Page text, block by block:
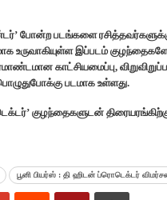
போன்ற படங்களை
உருவாகியுள்ள இப்படம்
காட்சியமைப்பு,
படமாக உள்ளது.
குழந்தைகளுடன்
பூனி பியர்ஸ் : தி ஹிடன் ப்ரொடெக்டர்